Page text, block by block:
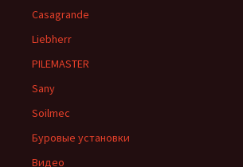
Casagrande
Liebherr
PILEMASTER
Sany
Soilmec
Буровые установки
Видео